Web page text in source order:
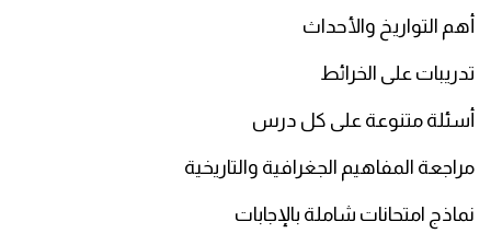
التواريخ والأحداث
على الخرائط
متنوعة على كل درس
المفاهيم الجغرافية والتاريخية
امتحانات شاملة بالإجابات